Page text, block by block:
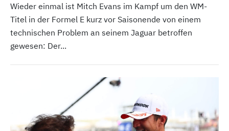
Wieder einmal ist Mitch Evans im Kampf um den WM-
Titel in der Formel E kurz vor Saisonende von einem
technischen Problem an seinem Jaguar betroffen
gewesen: Der...